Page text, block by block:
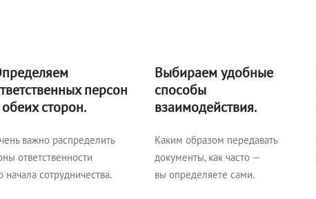
персон
сторон.
Выбираем удобные
способы
взаимодействия.
важно распределить
ответственности
начала сотрудничества.
Каким образом передавать
документы, как часто —
вы определяете сами.